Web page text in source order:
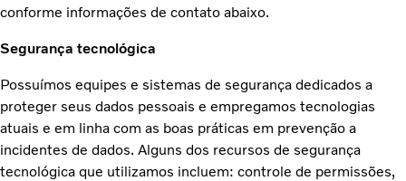
conforme informações de contato abaixo.
Segurança tecnológica
Possuímos equipes e sistemas de segurança dedicados a
proteger seus dados pessoais e empregamos tecnologias
atuais e em linha com as boas práticas em prevenção a
incidentes de dados. Alguns dos recursos de segurança
tecnológica que utilizamos incluem: controle de permissões,